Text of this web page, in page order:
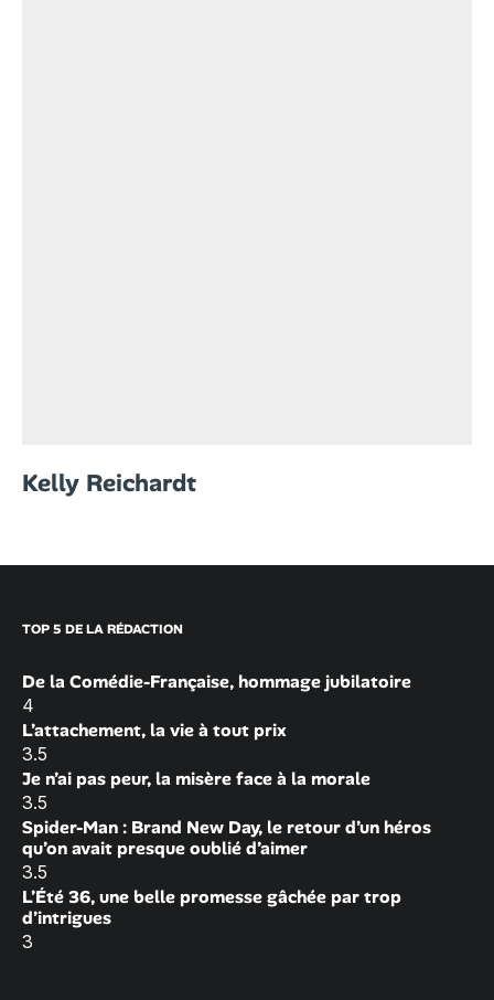
Kelly Reichardt
TOP 5 DE LA RÉDACTION
De la Comédie-Française, hommage jubilatoire
4
L’attachement, la vie à tout prix
3.5
Je n’ai pas peur, la misère face à la morale
3.5
Spider-Man : Brand New Day, le retour d’un héros
qu’on avait presque oublié d’aimer
3.5
L’Été 36, une belle promesse gâchée par trop
d’intrigues
3